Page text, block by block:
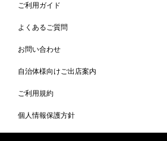
ご利用ガイド
よくあるご質問
お問い合わせ
自治体様向けご出店案内
ご利用規約
個人情報保護方針